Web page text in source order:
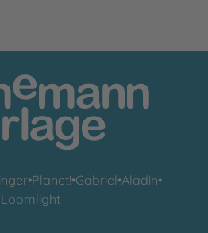
•Planet!•Gabriel•Aladin•
Loomlight